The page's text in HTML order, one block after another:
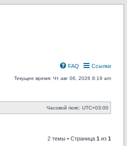
Ссылки
FAQ
Текущее время: Чт авг 06, 2026 8:19 am
Часовой пояс: UTC+03:00
2 темы • Страница 1 из 1